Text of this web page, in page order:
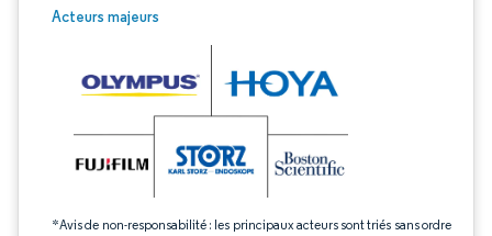
Acteurs majeurs
*Avis de non-responsabilité : les principaux acteurs sont triés sans ordre
Image © Mordor Intelligence. La réutilisation nécessite une attribution sous CC